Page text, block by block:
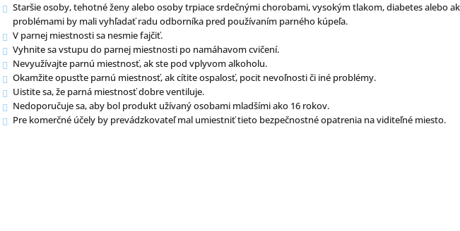
Staršie osoby, tehotné ženy alebo osoby trpiace srdečnými chorobami, vysokým tlakom, diabetes alebo
problémami by mali vyhľadať radu odborníka pred používaním parného kúpeľa.
V parnej miestnosti sa nesmie fajčiť.
Vyhnite sa vstupu do parnej miestnosti po namáhavom cvičení.
Nevyužívajte parnú miestnosť, ak ste pod vplyvom alkoholu.
Okamžite opusťte parnú miestnosť, ak cítite ospalosť, pocit nevoľnosti či iné problémy.
Uistite sa, že parná miestnosť dobre ventiluje.
Nedoporučuje sa, aby bol produkt užívaný osobami mladšími ako 16 rokov.
Pre komerčné účely by prevádzkovateľ mal umiestniť tieto bezpečnostné opatrenia na viditeľné miesto.